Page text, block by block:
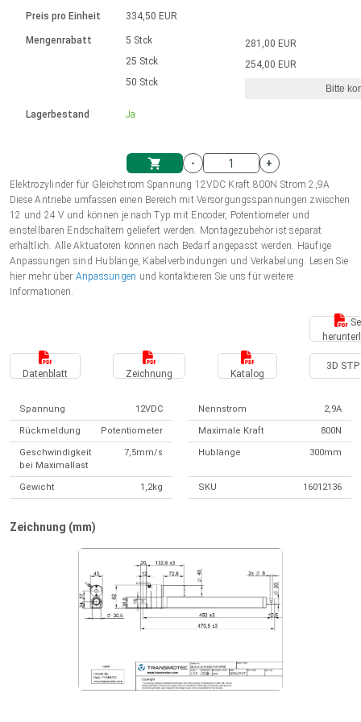
Einheitssystem
Einkaufswagen
Hubmagnete
230 - 50 Hz | 110 - 60 Hz
Drehzahlregelung für die AIS-Serie
Bürstenlose Gleichstrommotoren
mit Planetengetriebe und internem
Ø 28-42| 1-1400 rpm | <= 290Ncm
Bürstenlose DC Motor Controller
Gleichstrommotoren mit
Schneckengetriebe und Bürsten
Ø43-124mm | 31-425rpm | ≤ 41Nm
Treiber für Gleichstrommotoren mit
Synchron-Asynchron | für 1-4 Elektrozylinder
Synchron-Asynchron | für 1-4 Elektrozylinder
Français (EUR)
Polski (EUR)
Norsk (NOK)
Suomi (EUR)
Preis pro Einheit
Mengenrabatt
Lagerbestand
334,50 EUR
5 Stck
25 Stck
50 Stck
Ja
281,00 EUR
254,00 EUR
Bitte
-
+
Elektrozylinder für Gleichstrom Spannung 12VDC Kraft 800N Strom 2,9A
Diese Antriebe umfassen einen Bereich mit Versorgungsspannungen zwischen
12 und 24 V und können je nach Typ mit Encoder, Potentiometer und
einstellbaren Endschaltern geliefert werden. Montagezubehör ist separat
erhältlich. Alle Aktuatoren können nach Bedarf angepasst werden. Häufige
Anpassungen sind Hublänge, Kabelverbindungen und Verkabelung. Lesen Sie
hier mehr über Anpassungen und kontaktieren Sie uns für weitere
Informationen.
Datenblatt Zeichnung Katalog
3D STP
Spannung 12VDC Nennstrom 2,9A
Rückmeldung Potentiometer Maximale Kraft 800N
Geschwindigkeit
bei Maximallast
7,5mm/s Hublänge 300mm
Gewicht 1,2kg SKU 16012136
Zeichnung (mm)